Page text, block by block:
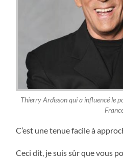
Thierry Ardisson qui a influencé le
C’est une tenue facile à
Ceci dit, je suis sûr que vous